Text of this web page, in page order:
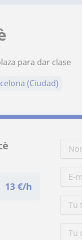
para dar clase
(Ciudad)
13 €/h